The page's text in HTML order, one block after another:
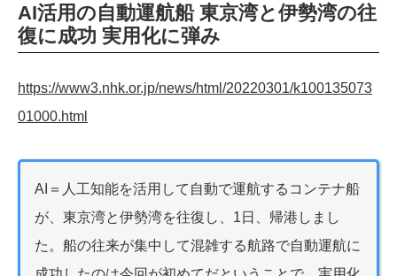
AI活用の自動運航船 東京湾と伊勢湾の往
復に成功 実用化に弾み
https://www3.nhk.or.jp/news/html/20220301/k100135073
01000.html
AI＝人工知能を活用して自動で運航するコンテナ船
が、東京湾と伊勢湾を往復し、1日、帰港しまし
た。船の往来が集中して混雑する航路で自動運航に